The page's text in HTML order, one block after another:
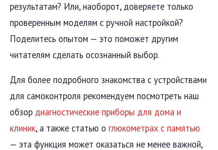
результатам? Или, наоборот, доверяете только
проверенным моделям с ручной настройкой?
Поделитесь опытом — это поможет другим
читателям сделать осознанный выбор.
Для более подробного знакомства с устройствами
для самоконтроля рекомендуем посмотреть наш
обзор диагностические приборы для дома и
клиник, а также статью о глюкометрах с памятью
— эта функция может оказаться не менее важной,